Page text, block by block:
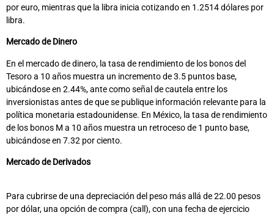
por euro, mientras que la libra inicia cotizando en 1.2514 dólares por
libra.
Mercado de Dinero
En el mercado de dinero, la tasa de rendimiento de los bonos del
Tesoro a 10 años muestra un incremento de 3.5 puntos base,
ubicándose en 2.44%, ante como señal de cautela entre los
inversionistas antes de que se publique información relevante para la
política monetaria estadounidense. En México, la tasa de rendimiento
de los bonos M a 10 años muestra un retroceso de 1 punto base,
ubicándose en 7.32 por ciento.
Mercado de Derivados
Para cubrirse de una depreciación del peso más allá de 22.00 pesos
por dólar, una opción de compra (call), con una fecha de ejercicio